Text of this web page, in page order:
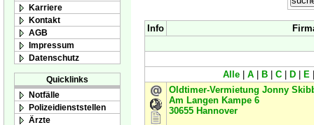
Karriere
Kontakt
AGB
Impressum
Datenschutz
Quicklinks
Notfälle
Polizeidienststellen
Ärzte
Info
Alle A B C D E
Oldtimer-Vermietung Jonny
Am Langen Kampe 6
30655 Hannover